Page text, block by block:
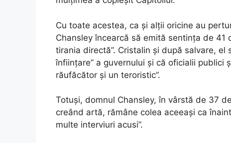
Cu toate acestea, ca și alții oricine au
Chansley încearcă să emită sentința de 41
tirania directă”. Cristalin și după salvare,
înființare” a guvernului și că oficialii publici
răufăcător și un teroristic”.
Totuși, domnul Chansley, în vârstă de 37
creând artă, rămâne colea aceeași ca
multe interviuri acusi”.